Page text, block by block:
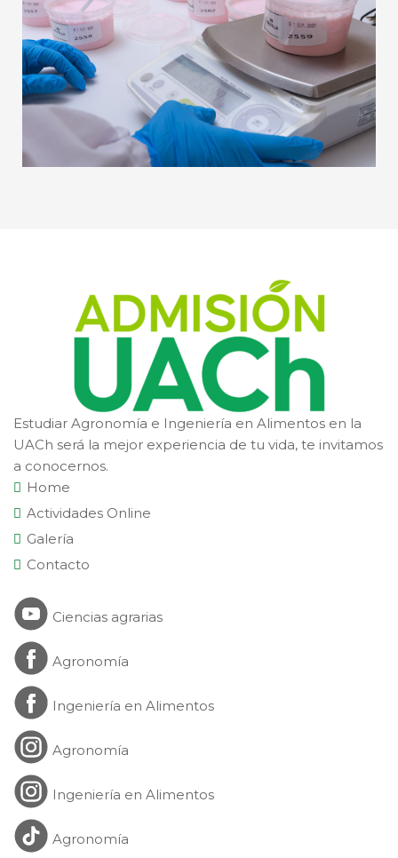
Estudiar Agronomía e Ingeniería en Alimentos en la
UACh será la mejor experiencia de tu vida, te invitamos
a conocernos.
Home
Actividades Online
Galería
Contacto
Ciencias agrarias
Agronomía
Ingeniería en Alimentos
Agronomía
Ingeniería en Alimentos
Agronomía